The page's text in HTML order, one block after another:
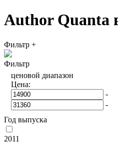
Author Quanta
Фильтр +
Фильтр
ценовой диапазон
Цена:
-
-
Год выпуска
2011